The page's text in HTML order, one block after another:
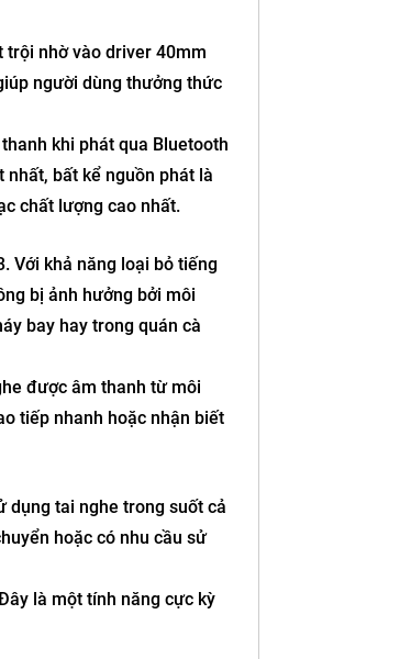
trội nhờ vào driver 40mm
người dùng thưởng thức
khi phát qua Bluetooth
bất kể nguồn phát là
chất lượng cao nhất.
Với khả năng loại bỏ tiếng
bị ảnh hưởng bởi môi
bay hay trong quán cà
được âm thanh từ môi
tiếp nhanh hoặc nhận biết
dụng tai nghe trong suốt cả
hoặc có nhu cầu sử
là một tính năng cực kỳ